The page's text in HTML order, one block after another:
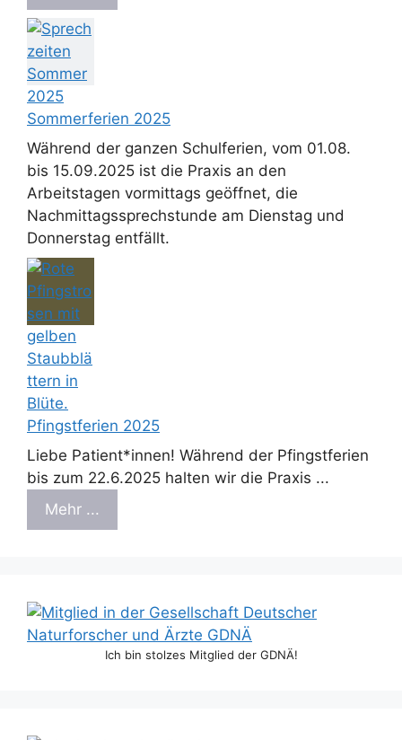
Sommerferien 2025
Während der ganzen Schulferien, vom 01.08.
bis 15.09.2025 ist die Praxis an den
Arbeitstagen vormittags geöffnet, die
Nachmittagssprechstunde am Dienstag und
Donnerstag entfällt.
Pfingstferien 2025
Liebe Patient*innen! Während der Pfingstferien
bis zum 22.6.2025 halten wir die Praxis ...
Mehr ...
Ich bin stolzes Mitglied der GDNÄ!